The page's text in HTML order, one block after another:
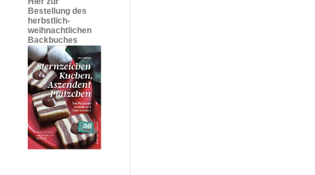
Bestellung des
herbstlich-
weihnachtlichen
Backbuches